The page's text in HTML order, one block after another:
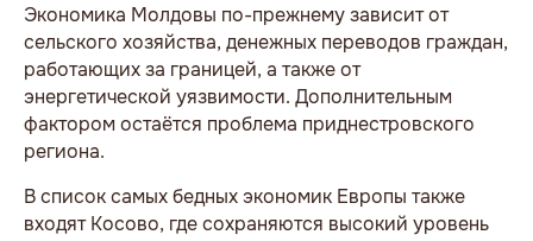
Экономика Молдовы по-прежнему зависит от
сельского хозяйства, денежных переводов граждан,
работающих за границей, а также от
энергетической уязвимости. Дополнительным
фактором остаётся проблема приднестровского
региона.
В список самых бедных экономик Европы также
входят Косово, где сохраняются высокий уровень